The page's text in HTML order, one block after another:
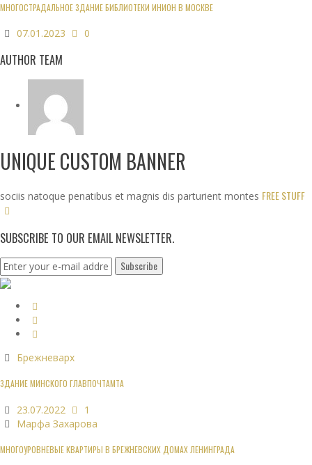
МНОГОСТРАДАЛЬНОЕ ЗДАНИЕ БИБЛИОТЕКИ ИНИОН В МОСКВЕ
07.01.2023 0
AUTHOR TEAM
UNIQUE CUSTOM BANNER
sociis natoque penatibus et magnis dis parturient montes FREE STUFF
SUBSCRIBE TO OUR EMAIL NEWSLETTER.
Брежневарх
ЗДАНИЕ МИНСКОГО ГЛАВПОЧТАМТА
23.07.2022
1
Марфа Захарова
МНОГОУРОВНЕВЫЕ КВАРТИРЫ В БРЕЖНЕВСКИХ ДОМАХ ЛЕНИНГРАДА